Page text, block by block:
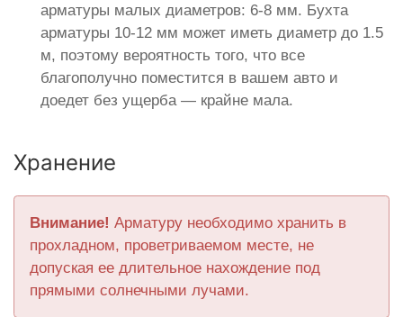
арматуры малых диаметров: 6-8 мм. Бухта
арматуры 10-12 мм может иметь диаметр до 1.5
м, поэтому вероятность того, что все
благополучно поместится в вашем авто и
доедет без ущерба — крайне мала.
Хранение
Внимание! Арматуру необходимо хранить в
прохладном, проветриваемом месте, не
допуская ее длительное нахождение под
прямыми солнечными лучами.